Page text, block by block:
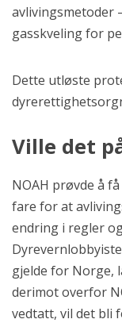
avlivingsmetoder
gasskveling for
Dette utløste
Ville det
NOAH prøvde å
fare for at
endring i regler
gjelde for Norge,
derimot overfor
vedtatt, vil det bli